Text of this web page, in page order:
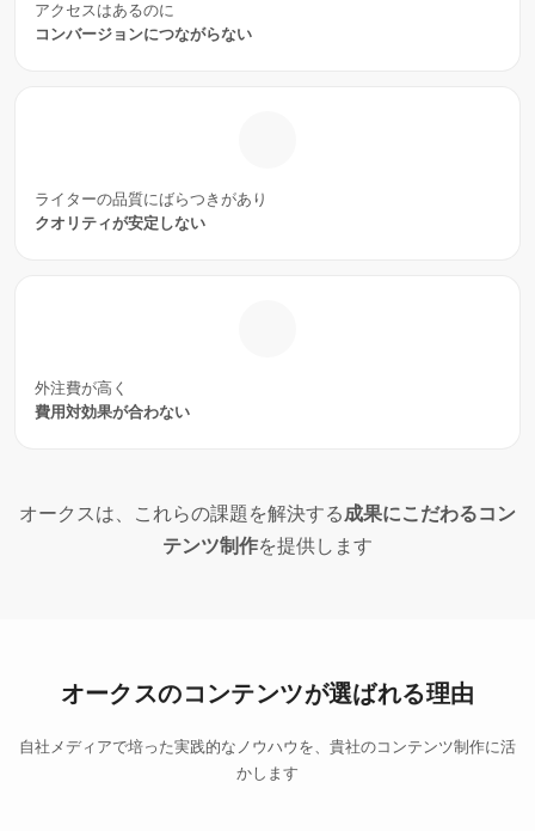
アクセスはあるのに
コンバージョンにつながらない
ライターの品質にばらつきがあり
クオリティが安定しない
外注費が高く
費用対効果が合わない
オークスは、これらの課題を解決する成果にこだわるコン
テンツ制作を提供します
オークスのコンテンツが選ばれる理由
自社メディアで培った実践的なノウハウを、貴社のコンテンツ制作に活
かします